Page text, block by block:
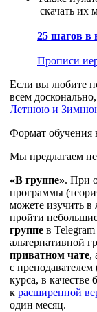
скачать их
25 шагов в
Прописи
Если вы любите
всем
Летнюю и
Формат обучения
Мы предлагаем
«В группе». При
программы
можете изучить в
пройти
группе в
альтернативной
приватном чате,
с
курса, в качестве
к расширенной
один месяц.